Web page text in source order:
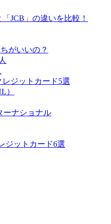
JCB」の違いを比較！
がいいの？
ジットカード5選
）
ーナショナル
ジットカード6選